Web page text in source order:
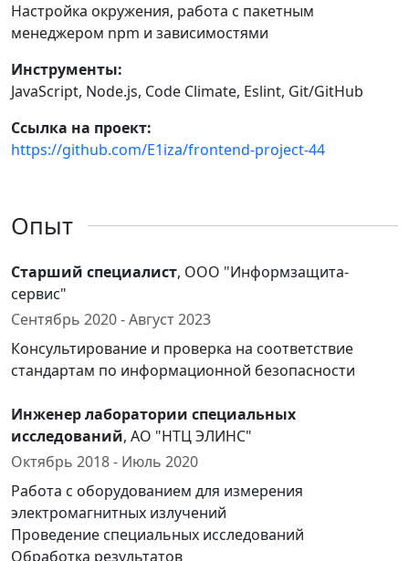
Настройка окружения, работа с пакетным
менеджером npm и зависимостями
Инструменты:
JavaScript, Node.js, Code Climate, Eslint, Git/GitHub
Ссылка на проект:
https://github.com/E1iza/frontend-project-44
Опыт
Старший специалист, ООО "Информзащита-
сервис"
Сентябрь 2020 - Август 2023
Консультирование и проверка на соответствие
стандартам по информационной безопасности
Инженер лаборатории специальных
исследований, АО "НТЦ ЭЛИНС"
Октябрь 2018 - Июль 2020
Работа с оборудованием для измерения
электромагнитных излучений
Проведение специальных исследований
Обработка результатов